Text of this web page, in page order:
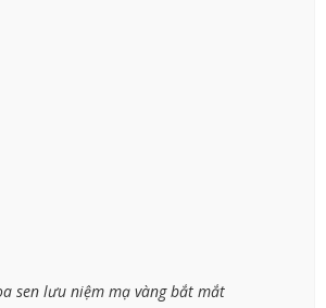
sen lưu niệm mạ vàng bắt mắt